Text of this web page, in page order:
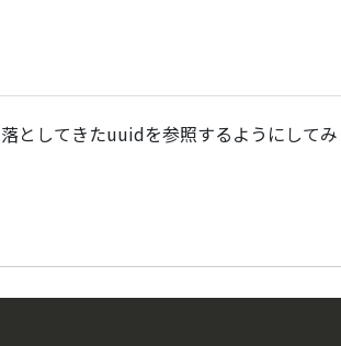
としてきたuuidを参照するようにしてみ